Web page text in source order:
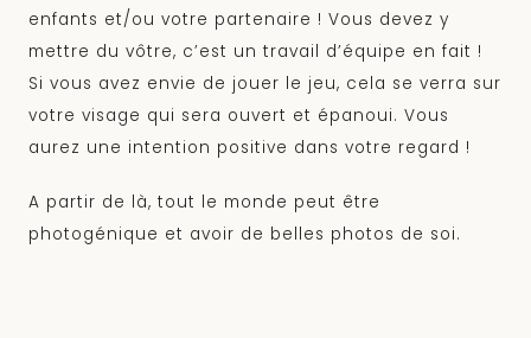
enfants et/ou votre partenaire ! Vous devez y
mettre du vôtre, c’est un travail d’équipe en fait !
Si vous avez envie de jouer le jeu, cela se verra sur
votre visage qui sera ouvert et épanoui. Vous
aurez une intention positive dans votre regard !
A partir de là, tout le monde peut être
photogénique et avoir de belles photos de soi.